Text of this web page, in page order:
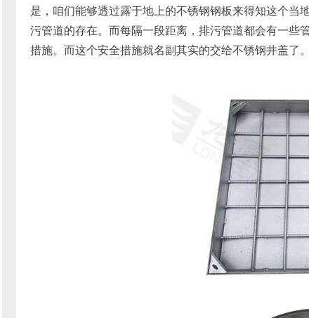
是，咱们能够透过露于地上的不锈钢钢板来得知这个当
污管道的存在。而每隔一段距离，排污管道都会有一些
措施。而这个安全措施就名副其实的交给不锈钢井盖了。